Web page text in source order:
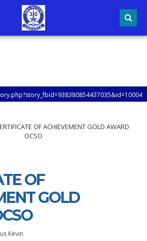
SMAN 30 JAKARTA, UNTUK MENGETAHUI
OF ACHIEVEMENT GOLD AWARD
OCSO
OF
GOLD
Kevin